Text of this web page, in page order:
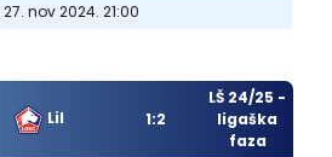
27. nov 2024. 21:00
Lil 1:2
LŠ 24/25 -
ligaška
faza